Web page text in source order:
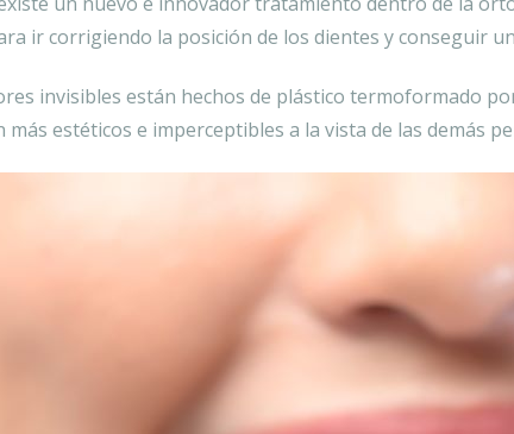
ir corrigiendo la posición de los dientes y conseguir
invisibles están hechos de plástico termoformado
más estéticos e imperceptibles a la vista de las demás